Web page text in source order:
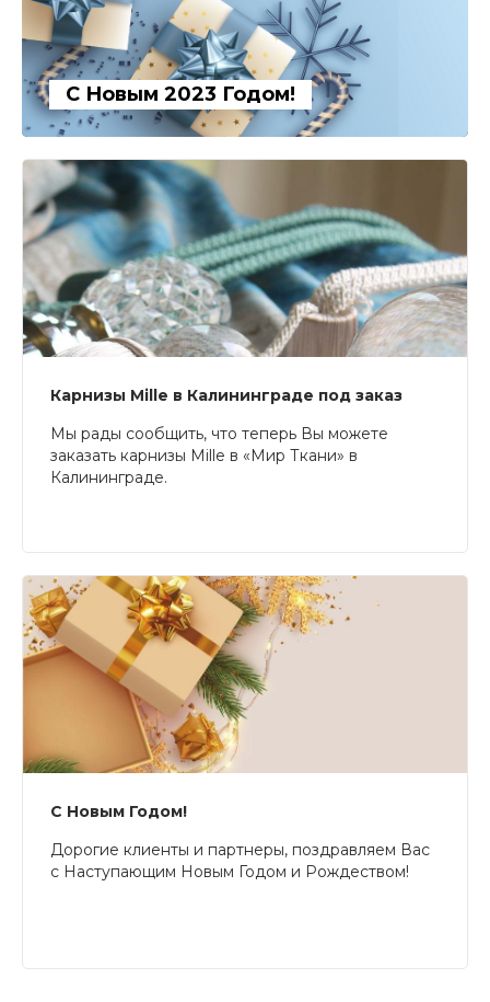
С Новым 2023 Годом!
Карнизы Mille в Калининграде под заказ
Мы рады сообщить, что теперь Вы можете
заказать карнизы Mille в «Мир Ткани» в
Калининграде.
С Новым Годом!
Дорогие клиенты и партнеры, поздравляем Вас
с Наступающим Новым Годом и Рождеством!